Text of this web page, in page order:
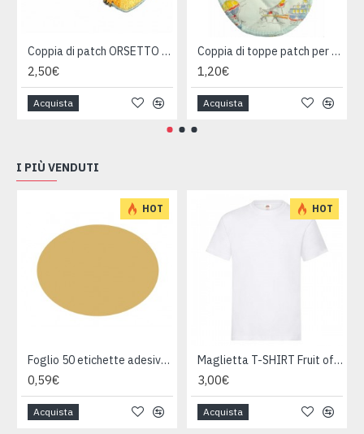
Coppia di patch ORSETTO per tessuti
2,50€
Acquista
Coppia di toppe patch per tessuti
1,20€
Acquista
I PIÙ VENDUTI
HOT
Foglio 50 etichette adesive ovali ORO mm 36x27
0,59€
Acquista
HOT
Maglietta T-SHIRT Fruit of The Loom HEAVY varie taglie
3,00€
Acquista